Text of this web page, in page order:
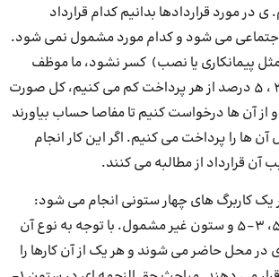
مورد قراردادها بدانیم کدام قرارداد
می شود و کدام مورد مشمول نمی شود.
(مثل پیمانکاری یا نصب) کسر نشود، ما موظف
هستیم طبق ماده 38 ، 5 درصد از هر پرداخت کم می کنیم، کل صورت
آن ها درخواست کنیم تا مفاصا حساب بیاورند
‌ها را پرداخت می کنیم. اگر این کار انجام
قرارداد از مطالبه می کنند.
کاربرگ های چهار ستونی انجام می شود:
ستون های 1-5 ، 2-5، 3-5 و ستون غیر مشمول. با توجه به نوع آن
در محل حاضر می شوند و هر یک از آن کارها را